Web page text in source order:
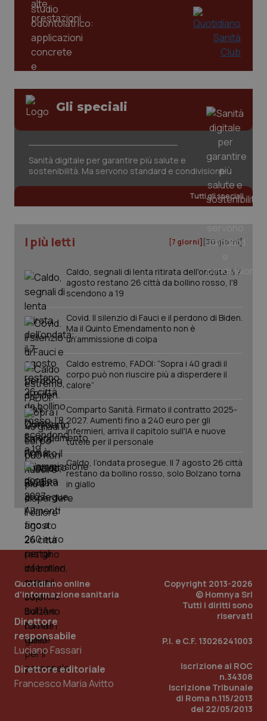
Gli speciali
Sanità digitale per garantire più salute e
sostenibilità. Ma servono standard e condivisione
Tutti gli speciali
I più letti [7 giorni] [30 giorni]
Caldo, segnali di lenta ritirata dell'ondata: il 7
agosto restano 26 città da bollino rosso, l'8
scendono a 19
Covid. Il silenzio di Fauci e il perdono di Biden.
Ma il Quinto Emendamento non è
un’ammissione di colpa
Caldo estremo, FADOI: “Sopra i 40 gradi il
corpo può non riuscire più a disperdere il
calore”
Comparto Sanità. Firmato il contratto 2025-
2027. Aumenti fino a 240 euro per gli
infermieri, arriva il capitolo sull'IA e nuove
tutele per il personale
Caldo, l’ondata prosegue. Il 7 agosto 26 città
restano da bollino rosso, solo Bolzano torna
in giallo
Quotidiano online
d'informazione sanitaria
Direttore
responsabile
Luciano Fassari
Direttore editoriale
Francesco Maria Avitto
Copyright 2013-2026
© Homnya Srl
Tutti i diritti sono
riservati
P.I. e C.F. 13026241003
Iscrizione al ROC
n.34308
Iscrizione Tribunale
di Roma n.115/2013
del 22/05/2013
tracking-enable
tracking-sites-ironfish-
session-id
www.quotidianosanita.it
.quotidianosanita.it